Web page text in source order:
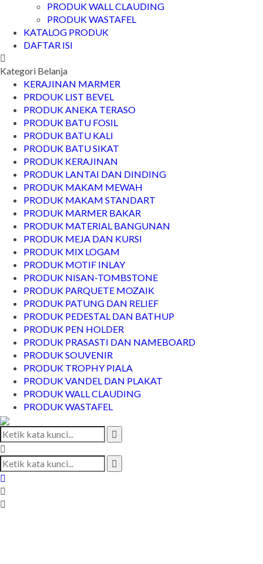
PRODUK WALL CLAUDING
PRODUK WASTAFEL
KATALOG PRODUK
DAFTAR ISI
Kategori Belanja
KERAJINAN MARMER
PRDOUK LIST BEVEL
PRODUK ANEKA TERASO
PRODUK BATU FOSIL
PRODUK BATU KALI
PRODUK BATU SIKAT
PRODUK KERAJINAN
PRODUK LANTAI DAN DINDING
PRODUK MAKAM MEWAH
PRODUK MAKAM STANDART
PRODUK MARMER BAKAR
PRODUK MATERIAL BANGUNAN
PRODUK MEJA DAN KURSI
PRODUK MIX LOGAM
PRODUK MOTIF INLAY
PRODUK NISAN-TOMBSTONE
PRODUK PARQUETE MOZAIK
PRODUK PATUNG DAN RELIEF
PRODUK PEDESTAL DAN BATHUP
PRODUK PEN HOLDER
PRODUK PRASASTI DAN NAMEBOARD
PRODUK SOUVENIR
PRODUK TROPHY PIALA
PRODUK VANDEL DAN PLAKAT
PRODUK WALL CLAUDING
PRODUK WASTAFEL